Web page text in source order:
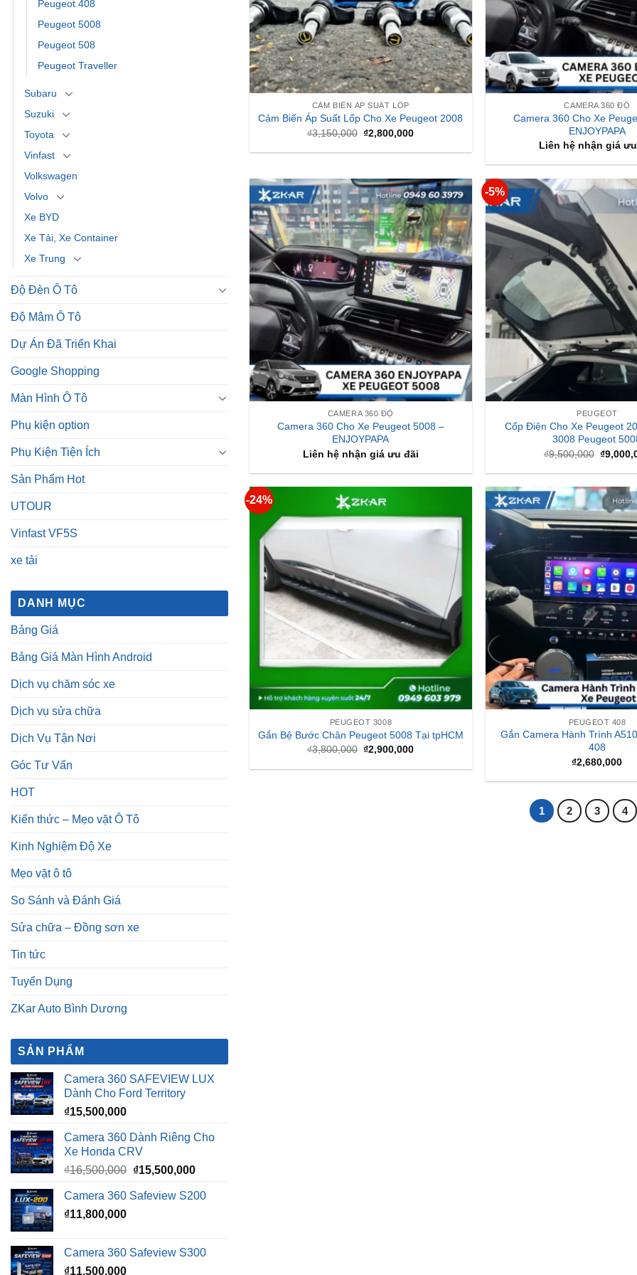
Peugeot 408
Peugeot 5008
Peugeot 508
Peugeot Traveller
Subaru
Suzuki
Toyota
Vinfast
Volkswagen
Volvo
Xe BYD
Xe Tải, Xe Container
Xe Trung
Độ Đèn Ô Tô
Độ Mâm Ô Tô
Dự Án Đã Triển Khai
Google Shopping
Màn Hình Ô Tô
Phụ kiện option
Phụ Kiện Tiện Ích
Sản Phẩm Hot
UTOUR
Vinfast VF5S
xe tải
DANH MỤC
Bảng Giá
Bảng Giá Màn Hình Android
Dịch vụ chăm sóc xe
Dịch vụ sửa chữa
Dịch Vụ Tận Nơi
Góc Tư Vấn
HOT
Kiến thức – Mẹo vặt Ô Tô
Kinh Nghiệm Độ Xe
Mẹo vặt ô tô
So Sánh và Đánh Giá
Sửa chữa – Đồng sơn xe
Tin tức
Tuyển Dụng
ZKar Auto Bình Dương
SẢN PHẨM
Camera 360 SAFEVIEW LUX
Dành Cho Ford Territory
₫15,500,000
Camera 360 Dành Riêng Cho
Xe Honda CRV
₫16,500,000 Giá
là:
₫15,500,000Giá
tại
Camera 360 Safeview S200
₫11,800,000
Camera 360 Safeview S300
₫11,500,000
CẢM BIẾN ÁP SUẤT LỐP
Cảm Biến Áp Suất Lốp Cho Xe Peugeot 2008
₫3,150,000 Giá
là:
₫2,800,000Giá
tại
CAMERA 360 ĐỘ
Camera 360 Cho Xe
ENJOYPAPA
Liên hệ nhận giá
CAMERA 360 ĐỘ
Camera 360 Cho Xe Peugeot 5008 –
ENJOYPAPA
Liên hệ nhận giá ưu đãi
-5%
PEUGEOT
Cốp Điện Cho Xe Peugeot
3008 Peugeot
₫9,500,000 Giá
gốc
là:
₫
-24%
PEUGEOT 3008
Gắn Bệ Bước Chân Peugeot 5008 Tại tpHCM
₫3,800,000 Giá
là:
₫2,900,000Giá
tại
PEUGEOT 408
Gắn Camera Hành Trình
408
₫2,680,000
1 2 3 4